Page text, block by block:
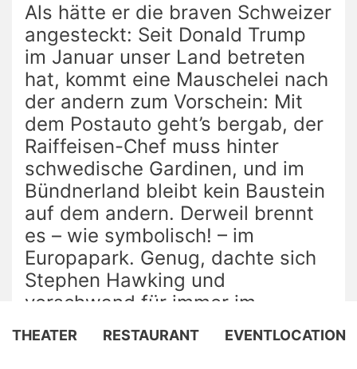
THEATER RESTAURANT EVENTLOCATION
Als hätte er die braven Schweizer
angesteckt: Seit Donald Trump
im Januar unser Land betreten
hat, kommt eine Mauschelei nach
der andern zum Vorschein: Mit
dem Postauto geht’s bergab, der
Raiffeisen-Chef muss hinter
schwedische Gardinen, und im
Bündnerland bleibt kein Baustein
auf dem andern. Derweil brennt
es – wie symbolisch! – im
Europapark. Genug, dachte sich
Stephen Hawking und
verschwand für immer im
schwarzen Loch. Höchste Zeit für
die Bundesordner-Crew, das